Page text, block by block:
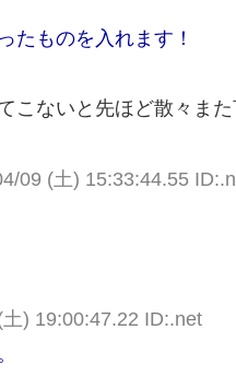
たものを入れます！
ないと先ほど散々また
09 (土) 15:33:44.55
) 19:00:47.22 ID:.net